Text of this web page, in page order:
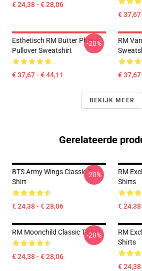
€ 24,38 - € 28,06
€ 37,67
Esthetisch RM Butter Photo
Pullover Sweatshirt
€ 37,67 - € 44,11
-20%
RM
€ 37,67
BEKIJK MEER
Gerelateerde
BTS Army Wings Classic T-
Shirt
€ 24,38 - € 28,06
-20%
RM
Shirts
€
RM Moonchild Classic T-Shirt
€ 24,38 - € 28,06
-20%
RM
Shirts
€